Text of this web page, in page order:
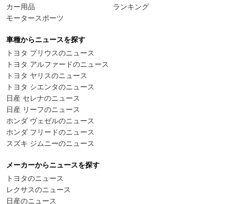
カー用品
モータースポーツ
ランキング
車種からニュースを探す
トヨタ プリウスのニュース
トヨタ アルファードのニュース
トヨタ ヤリスのニュース
トヨタ シエンタのニュース
日産 セレナのニュース
日産 リーフのニュース
ホンダ ヴェゼルのニュース
ホンダ フリードのニュース
スズキ ジムニーのニュース
メーカーからニュースを探す
トヨタのニュース
レクサスのニュース
日産のニュース